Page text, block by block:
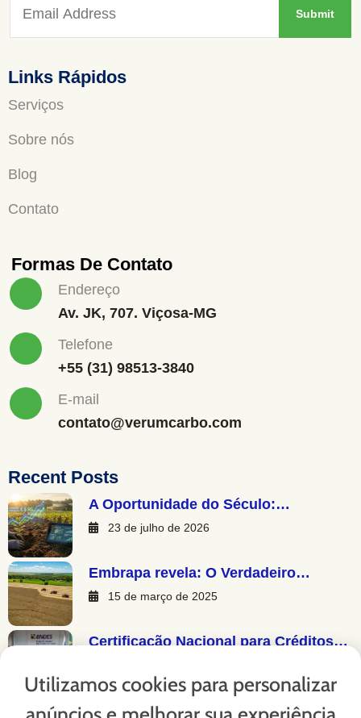
Links Rápidos
Serviços
Sobre nós
Blog
Contato
Formas De Contato
Endereço
Av. JK, 707. Viçosa-MG
Telefone
+55 (31) 98513-3840
E-mail
contato@verumcarbo.com
Recent Posts
A Oportunidade do Século:…
23 de julho de 2026
Embrapa revela: O Verdadeiro…
15 de março de 2025
Certificação Nacional para Créditos…
Utilizamos cookies para personalizar